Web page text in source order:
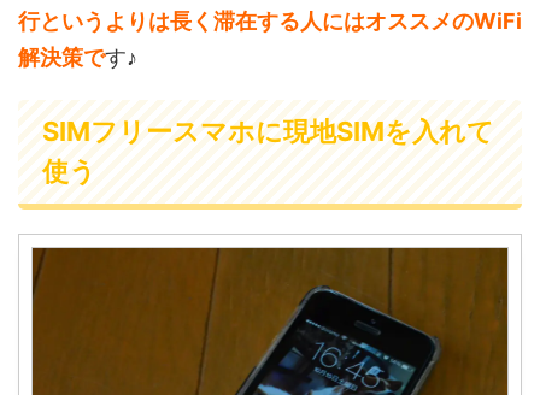
行というよりは長く滞在する人にはオススメのWiFi
解決策です♪
SIMフリースマホに現地SIMを入れて
使う